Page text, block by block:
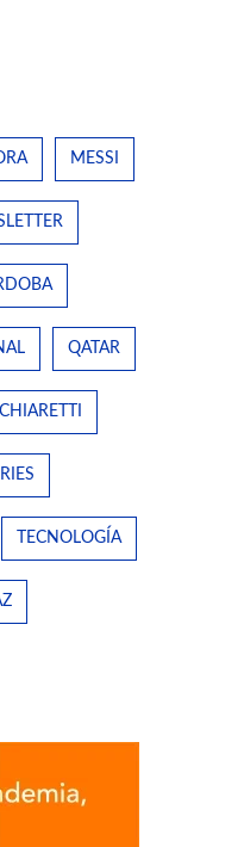
MESSI
QATAR
TECNOLOGÍA